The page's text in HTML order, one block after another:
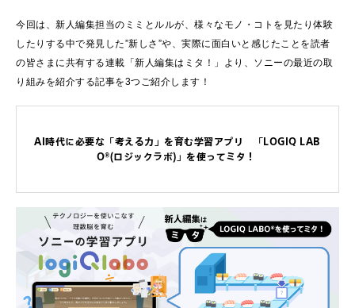
今回は、新人編集担当のミミとルルが、様々なモノ・コトを見たり体験
したりする中で発見した”新しさ”や、実際に面白いと感じたことを読者
の皆さまに共有する連載「新人編集はミタ！」より、ソニーの最近の取
り組みを紹介する記事を3つご紹介します！
AI時代に必要な「考える力」を育む学習アプリ 「LOGIQ LAB
O®(ロジックラボ)」を使ってミタ！